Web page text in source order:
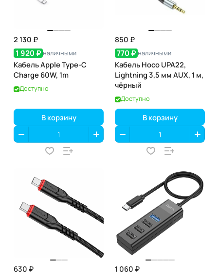
2 130 ₽
1 920 ₽ наличными
Кабель Apple Type-C
Charge 60W, 1m
Доступно
В корзину
850 ₽
770 ₽ наличными
Кабель Hoco UPA22,
Lightning 3,5 мм AUX, 1 м,
чёрный
Доступно
В корзину
630 ₽ 1 060 ₽